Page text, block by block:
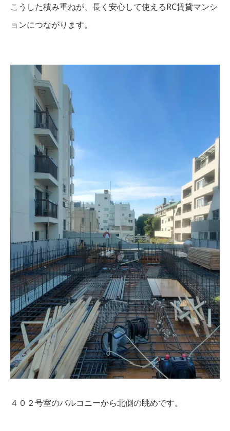
こうした積み重ねが、長く安心して使えるRC賃貸マンシ
ョンにつながります。
４０２号室のバルコニーから北側の眺めです。